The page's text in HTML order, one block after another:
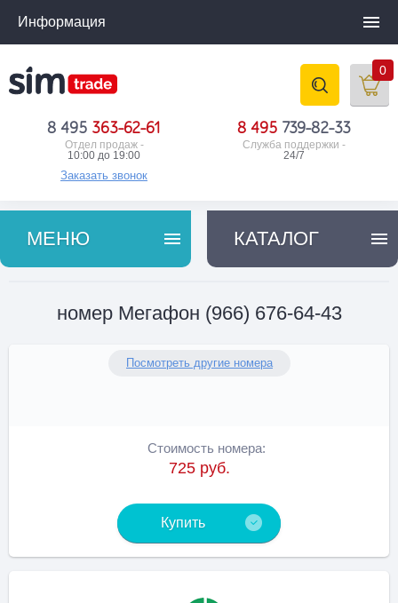
Информация
8 495 363-62-61
Отдел продаж -
10:00 до 19:00
Заказать звонок
8 495 739-82-33
Служба поддержки -
24/7
0
МЕНЮ КАТАЛОГ
номер Мегафон (966) 676-64-43
Посмотреть другие номера
Стоимость номера:
725 руб.
Купить